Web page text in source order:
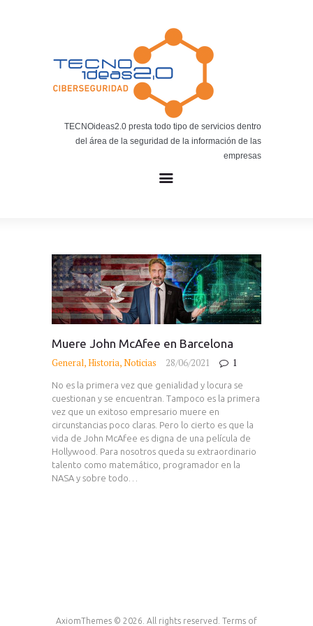
TECNOideas2.0 presta todo tipo de servicios dentro
del área de la seguridad de la información de las
empresas
BLOG TECNOIDEAS
Noticias tecnológicas.
Muere John McAfee en Barcelona
General,Historia,Noticias 28/06/2021 1
No es la primera vez que genialidad y locura se
cuestionan y se encuentran. Tampoco es la primera
vez que un exitoso empresario muere en
circunstancias poco claras. Pero lo cierto es que la
vida de John McAfee es digna de una película de
Hollywood. Para nosotros queda su extraordinario
talento como matemático, programador en la
NASA y sobre todo…
AxiomThemes © 2026. All rights reserved. Terms of